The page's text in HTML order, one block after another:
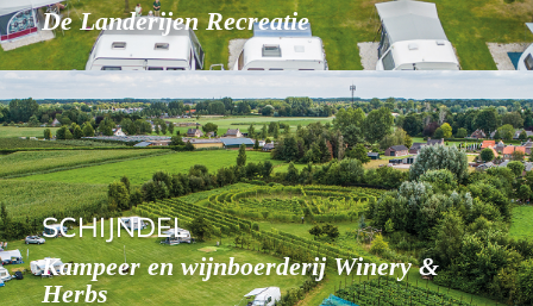
De Landerijen Recreatie
SCHIJNDEL
Kampeer en wijnboerderij Winery &
Herbs